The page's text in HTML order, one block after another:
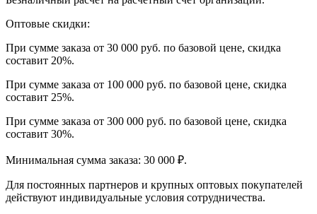
Оптовые скидки:
При сумме заказа от 30 000 руб. по базовой цене, скидка
составит 20%.
При сумме заказа от 100 000 руб. по базовой цене, скидка
составит 25%.
При сумме заказа от 300 000 руб. по базовой цене, скидка
составит 30%.
Минимальная сумма заказа: 30 000 ₽.
Для постоянных партнеров и крупных оптовых покупателей
действуют индивидуальные условия сотрудничества.